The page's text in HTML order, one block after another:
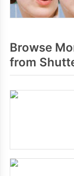
Browse
from